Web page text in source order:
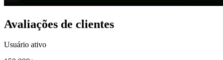
Avaliações de clientes
Usuário ativo